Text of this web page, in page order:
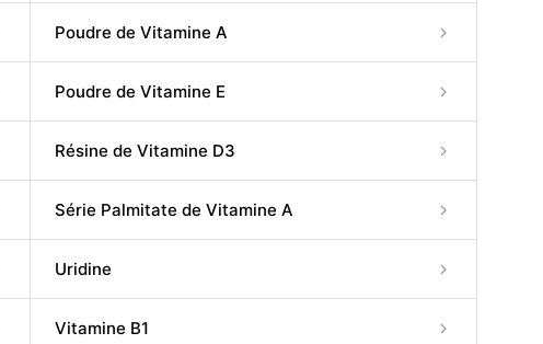
Poudre de Vitamine A
Poudre de Vitamine E
Résine de Vitamine D3
Série Palmitate de Vitamine A
Uridine
Vitamine B1